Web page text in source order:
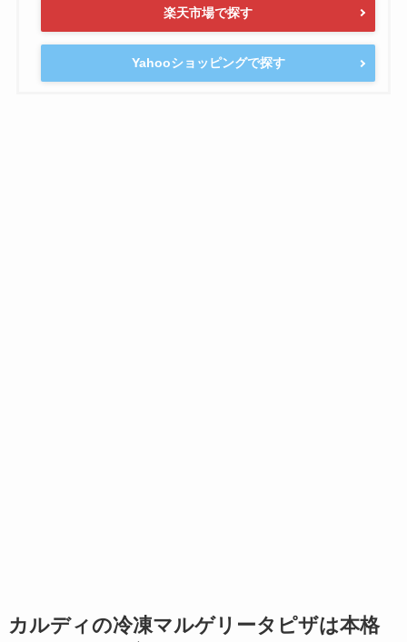
楽天市場で探す
Yahooショッピングで探す
カルディの冷凍マルゲリータピザは本格